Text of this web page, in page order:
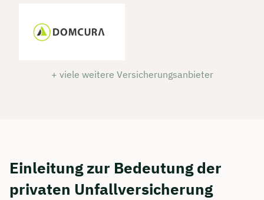
+ viele weitere Versicherungsanbieter
Einleitung zur Bedeutung der
privaten Unfallversicherung